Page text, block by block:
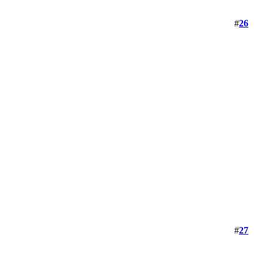
#26
#27